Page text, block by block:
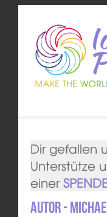
Dir gefallen
Unterstütze
einer
Autor -